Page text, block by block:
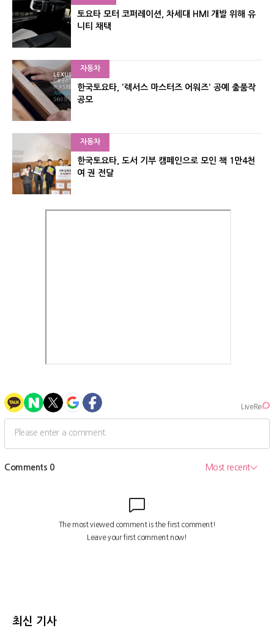
토요타 모터 코퍼레이션, 차세대 HMI 개발 위해 유
니티 채택
자동차
한국토요타, '렉서스 마스터즈 어워즈' 공예 출품작
공모
자동차
한국토요타, 도서 기부 캠페인으로 모인 책 1만4천
여 권 전달
최신 기사